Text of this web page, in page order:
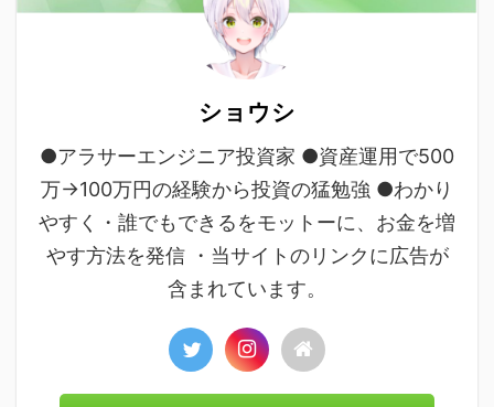
ショウシ
●アラサーエンジニア投資家 ●資産運用で500
万→100万円の経験から投資の猛勉強 ●わかり
やすく・誰でもできるをモットーに、お金を増
やす方法を発信 ・当サイトのリンクに広告が
含まれています。